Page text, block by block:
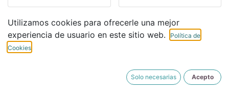
Utilizamos cookies para ofrecerle una mejor
experiencia de usuario en este sitio web.
Política de
Cookies
Solo necesarias Acepto